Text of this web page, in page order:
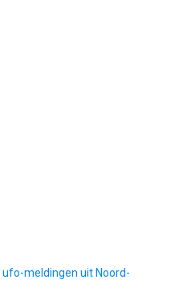
ufo-meldingen uit Noord-